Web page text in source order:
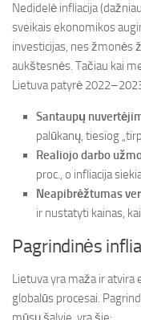
Nedidelė infliacija
sveikais ekonomikos
investicijas, nes žmonės
aukštesnės. Tačiau kai
Lietuva patyrė
Santaupų
palūkanų, tiesiog
Realiojo darbo
proc., o infliacija
Neapibrėžtumas
ir nustatyti kainas,
Pagrindinės
Lietuva yra maža ir
globalūs procesai.